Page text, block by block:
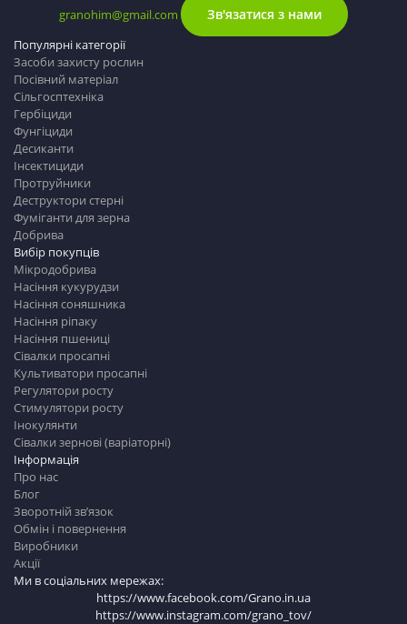
granohim@gmail.com
Зв'язатися з нами
Інформація
Про нас
Блог
Зворотній зв’язок
Обмін і повернення
Виробники
Акції
Ми в соціальних мережах:
https://www.facebook.com/Grano.in.ua
https://www.instagram.com/grano_tov/
Популярні категорії
Засоби захисту рослин
Посівний матеріал
Сільгосптехніка
Гербіциди
Фунгіциди
Десиканти
Інсектициди
Протруйники
Деструктори стерні
Фуміганти для зерна
Добрива
Вибір покупців
Мікродобрива
Насіння кукурудзи
Насіння соняшника
Насіння ріпаку
Насіння пшениці
Сівалки просапні
Культиватори просапні
Регулятори росту
Стимулятори росту
Інокулянти
Сівалки зернові (варіаторні)